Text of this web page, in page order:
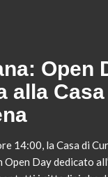
Open
alla
14:00, la Casa di
Day dedicato